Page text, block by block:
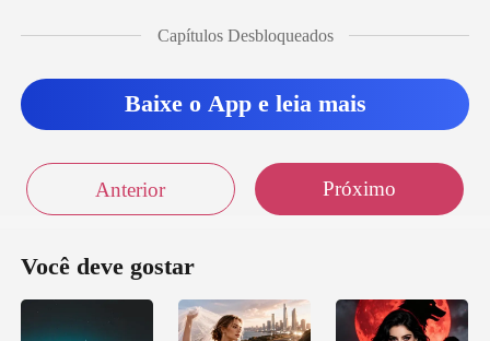
o dia! - diz el
Capítulos Desbloqueados
Baixe o App e leia mais
Anterior Próximo
Você deve gostar